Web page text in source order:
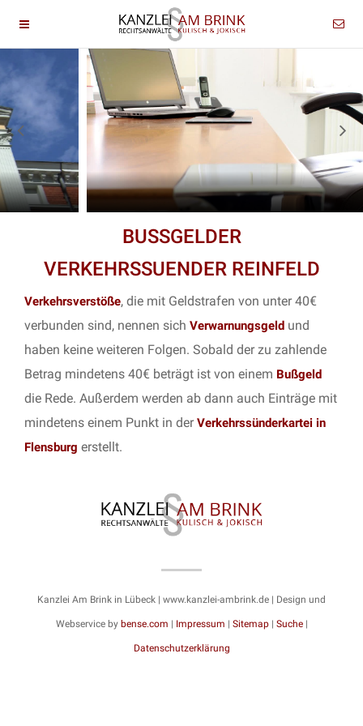
BUSSGELDER
VERKEHRSSUENDER REINFELD
Verkehrsverstöße, die mit Geldstrafen von unter 40€
verbunden sind, nennen sich Verwarnungsgeld und
haben keine weiteren Folgen. Sobald der zu zahlende
Betrag mindetens 40€ beträgt ist von einem Bußgeld
die Rede. Außerdem werden ab dann auch Einträge mit
mindetens einem Punkt in derVerkehrssünderkartei in
Flensburg erstellt.
Kanzlei Am Brink in Lübeck | www.kanzlei-ambrink.de | Design und
Webservice by bense.com | Impressum | Sitemap| Suche|
Datenschutzerklärung